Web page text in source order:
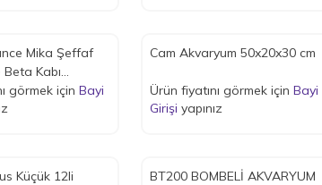
Mika Şeffaf
Kabı
görmek için Bayi
Cam Akvaryum 50x20x30 cm
Ürün fiyatını görmek için Bayi
Girişi yapınız
Küçük 12li BT200 BOMBELİ AKVARYUM